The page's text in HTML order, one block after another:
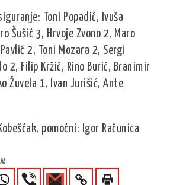
Toni Popadić, Ivuša
Šušić 3, Hrvoje Zvono 2, Maro
2, Toni Mozara 2, Sergi
2, Filip Kržić, Rino Burić, Branimir
Žuvela 1, Ivan Jurišić, Ante
pomoćni: Igor Računica